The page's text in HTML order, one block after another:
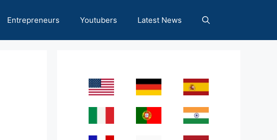
Entrepreneurs Youtubers Latest News